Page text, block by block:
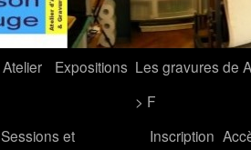
Atelier Expositions Les gravures de A
> F
Sessions et
Inscription